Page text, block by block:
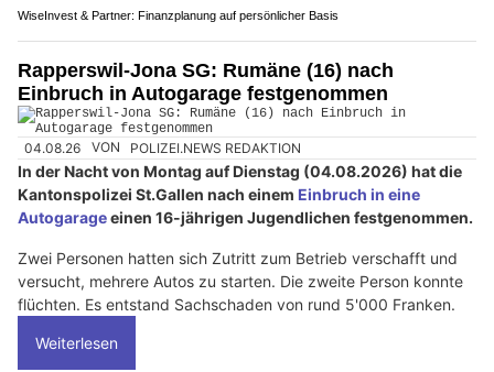
WiseInvest & Partner: Finanzplanung auf persönlicher Basis
Rapperswil-Jona SG: Rumäne (16) nach
Einbruch in Autogarage festgenommen
04.08.26 VON POLIZEI.NEWS REDAKTION
In der Nacht von Montag auf Dienstag (04.08.2026) hat die
Kantonspolizei St.Gallen nach einem Einbruch in eine
Autogarageeinen 16-jährigen Jugendlichen festgenommen.
Zwei Personen hatten sich Zutritt zum Betrieb verschafft und
versucht, mehrere Autos zu starten. Die zweite Person konnte
flüchten. Es entstand Sachschaden von rund 5'000 Franken.
Weiterlesen